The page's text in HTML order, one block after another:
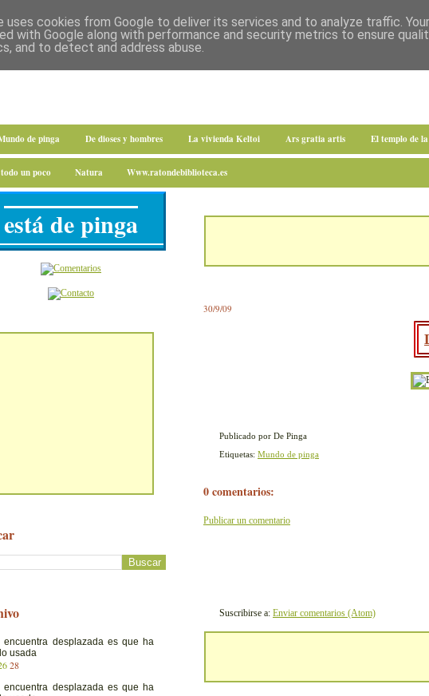
de pinga De dioses y hombres La vivienda Keltoi Ars gratia artis El templo de
un poco Natura Www.ratondebiblioteca.es
30/9/09
Publicado por De Pinga
Etiquetas: Mundo de pinga
0 comentarios:
Publicar un comentario
Suscribirse a: Enviar comentarios (Atom)
está de pinga
28
uses cookies from Google to deliver its services and to analyze traffic.
with Google along with performance and security metrics to ensure
and to detect and address abuse.